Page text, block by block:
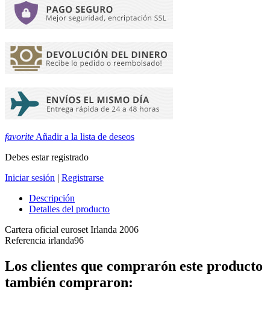
favorite Añadir a la lista de deseos
Debes estar registrado
Iniciar sesión | Registrarse
Descripción
Detalles del producto
Cartera oficial euroset Irlanda 2006
Referencia irlanda96
Los clientes que comprarón este producto
también compraron: